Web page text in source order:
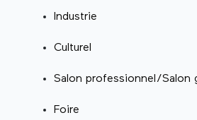
Industrie
Culturel
Salon professionnel/Salon
Foire